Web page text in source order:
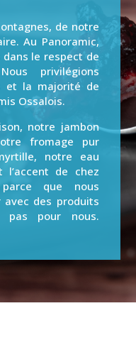
de notre
Au Panoramic,
le respect de
privilégions
et la majorité de
Ossalois.
notre jambon
fromage pur
notre eau
de chez
que nous
avec des produits
pas pour nous.